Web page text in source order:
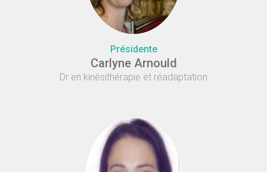
Présidente
Carlyne Arnould
Dr en kinésithérapie et réadaptation